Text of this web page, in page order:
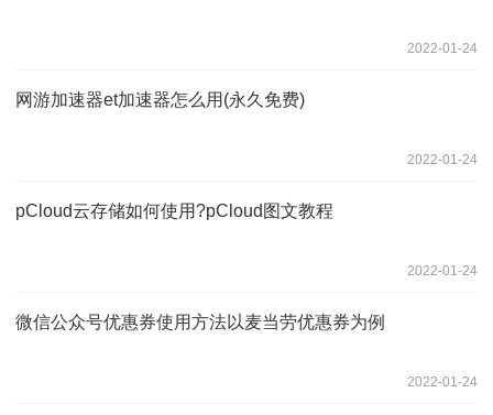
2022-01-24
网游加速器et加速器怎么用(永久免费)
2022-01-24
pCloud云存储如何使用?pCloud图文教程
2022-01-24
微信公众号优惠券使用方法以麦当劳优惠券为例
2022-01-24